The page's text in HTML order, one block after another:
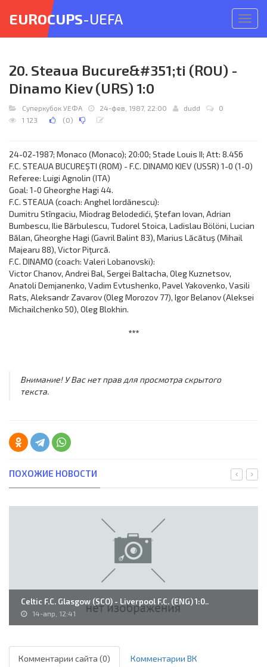
меню
EUROCUPS-UEFA
20. Steaua Bucure&#351;ti (ROU) -
Dinamo Kiev (URS) 1:0
Суперкубок УЕФА 24-фев, 1987, 22:00 dudd
0
1 123
(0)
24-02-1987; Monaco (Monaco); 20:00; Stade Louis II; Att: 8.456
F.C. STEAUA BUCUREŞTI (ROM) - F.C. DINAMO KIEV (USSR) 1-0 (1-0)
Referee: Luigi Agnolin (ITA)
Goal: 1-0 Gheorghe Hagi 44.
F.C. STEAUA (coach: Anghel Iordănescu):
Dumitru Stîngaciu, Miodrag Belodedići, Ştefan Iovan, Adrian
Bumbescu, Ilie Bărbulescu, Tudorel Stoica, Ladislau Bölöni, Lucian
Bălan, Gheorghe Hagi (Gavril Balint 83), Marius Lăcătuş (Mihail
Majearu 88), Victor Piţurcă.
F.C. DINAMO (coach: Valeri Lobanovski):
Victor Chanov, Andrei Bal, Sergei Baltacha, Oleg Kuznetsov,
Anatoli Demjanenko, Vadim Evtushenko, Pavel Yakovenko, Vasili
Rats, Aleksandr Zavarov (Oleg Morozov 77), Igor Belanov (Aleksei
Michailchenko 50), Oleg Blokhin.
***
Внимание! У Вас нет прав для просмотра скрытого
текста.
ПОХОЖИЕ НОВОСТИ
Celtic F.C. Glasgow (SCO) - Liverpool F.C. (ENG) 1:0..
14-апр, 12:41
Комментарии сайта (0) Комментарии ВК